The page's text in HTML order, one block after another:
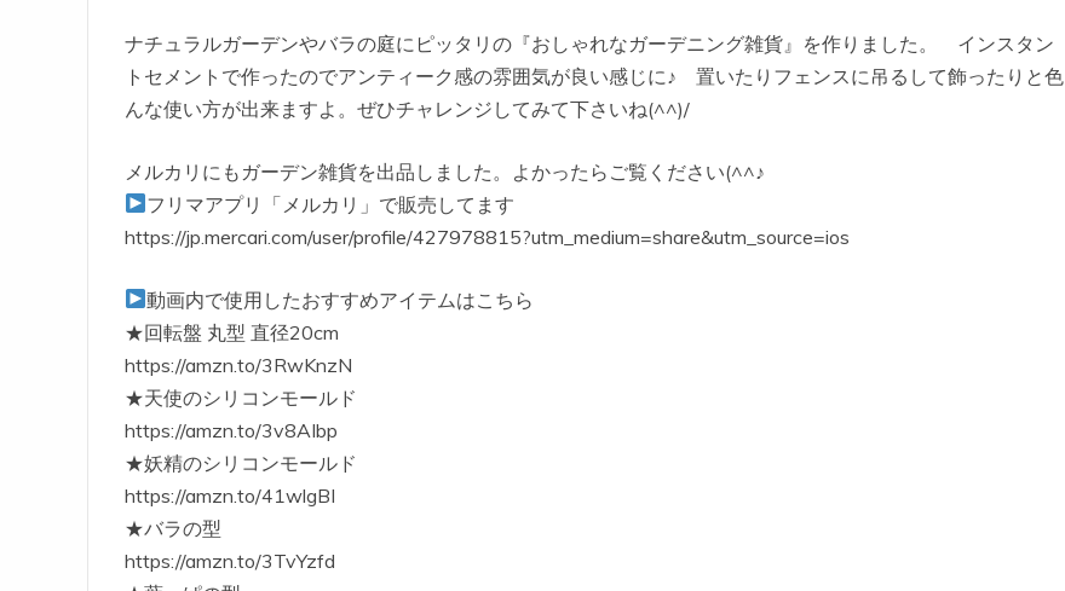
ナチュラルガーデンやバラの庭にピッタリの『おしゃれなガーデニング雑貨』を作りました。 インスタン
トセメントで作ったのでアンティーク感の雰囲気が良い感じに♪ 置いたりフェンスに吊るして飾ったりと色
んな使い方が出来ますよ。ぜひチャレンジしてみて下さいね(^^)/
メルカリにもガーデン雑貨を出品しました。よかったらご覧ください(^^♪
フリマアプリ「メルカリ」で販売してます
https://jp.mercari.com/user/profile/427978815?utm_medium=share&utm_source=ios
動画内で使用したおすすめアイテムはこちら
★回転盤 丸型 直径20cm
https://amzn.to/3RwKnzN
★天使のシリコンモールド
https://amzn.to/3v8AIbp
★妖精のシリコンモールド
https://amzn.to/41wlgBI
★バラの型
https://amzn.to/3TvYzfd